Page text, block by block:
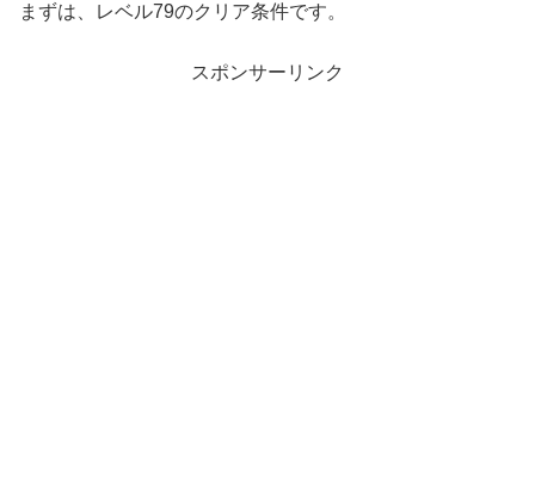
まずは、レベル79のクリア条件です。
スポンサーリンク